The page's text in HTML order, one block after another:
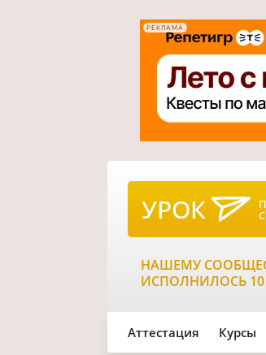
РЕКЛАМА
УРОК
НАШЕМУ
ИСПОЛНИЛОСЬ 10
Аттестация Курсы